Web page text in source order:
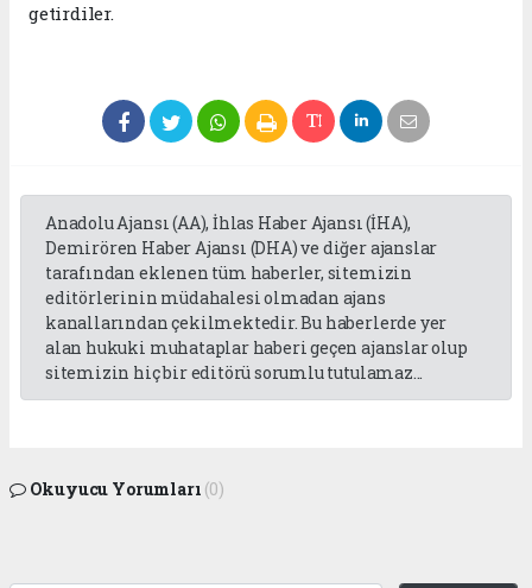
getirdiler.
Anadolu Ajansı (AA), İhlas Haber Ajansı (İHA),
Demirören Haber Ajansı (DHA) ve diğer ajanslar
tarafından eklenen tüm haberler, sitemizin
editörlerinin müdahalesi olmadan ajans
kanallarından çekilmektedir. Bu haberlerde yer
alan hukuki muhataplar haberi geçen ajanslar olup
sitemizin hiç bir editörü sorumlu tutulamaz...
Okuyucu Yorumları (0)